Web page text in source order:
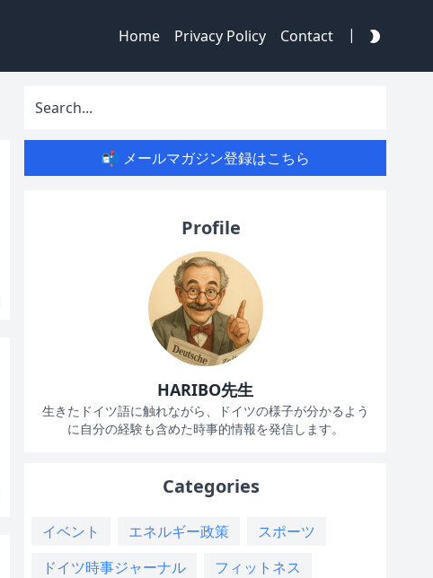
Home Privacy Policy Contact |
📬 メールマガジン登録はこちら
Profile
HARIBO先生
生きたドイツ語に触れながら、ドイツの様子が分かるよう
に自分の経験も含めた時事的情報を発信します。
Categories
イベント エネルギー政策
スポーツ
ドイツ時事ジャーナル
フィットネス